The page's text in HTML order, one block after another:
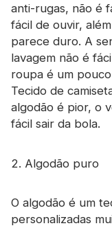
Certificado
Catálogo
Vídeo
Contato
anti-rugas, não é
fácil de ouvir,
parece duro. A
lavagem não é
roupa é um
Tecido de
algodão é pior, o
fácil sair da bola.
2. Algodão puro
O algodão é um
personalizadas